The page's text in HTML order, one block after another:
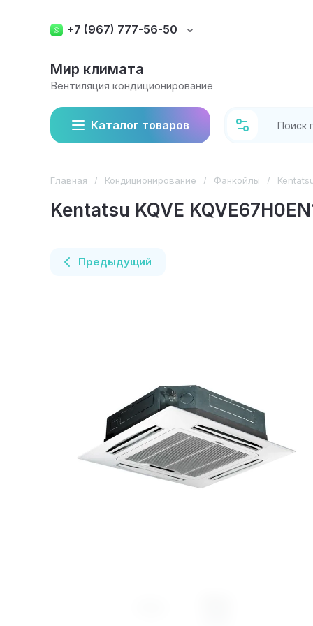
+7 (967) 777-56-50
Мир климата
Вентиляция кондиционирование
Каталог товаров
Главная / Кондиционирование / Фанкойлы /
Kentatsu KQVE
Предыдущий